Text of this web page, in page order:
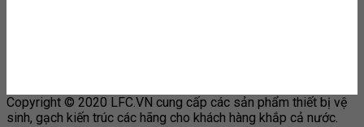
Copyright © 2020 LFC.VN cung cấp các sản phẩm thiết bị vệ
sinh, gạch kiến trúc các hãng cho khách hàng khắp cả nước.